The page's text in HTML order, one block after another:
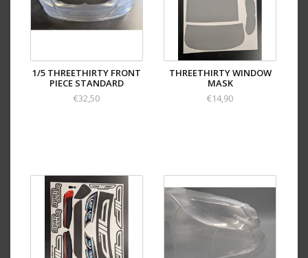
1/5 THREETHIRTY FRONT
PIECE STANDARD
€32,50
THREETHIRTY WINDOW
MASK
€14,90